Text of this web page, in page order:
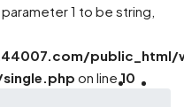
1 to be string,
on line 10